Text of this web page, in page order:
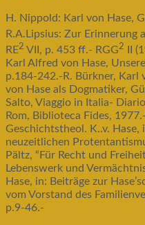
H. Nippold: Karl von Hase,
R.A.Lipsius: Zur Erinnerung
RE2 VII, p. 453 ff.- RGG2
II
Karl Alfred von Hase,
p.184-242.-R. Bürkner, Karl
von Hase als Dogmatiker,
Salto, Viaggio in Italia-
Rom, Biblioteca Fides,
Geschichtstheol. K..v. Hase,
neuzeitlichen
Pältz, “Für Recht und
Lebenswerk und
Hase, in: Beiträge zur
vom Vorstand des
p.9-46.-